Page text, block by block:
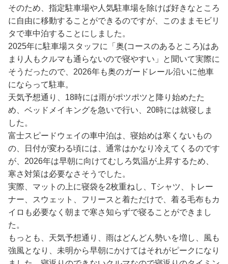
そのため、指定駐車場や人気駐車場を除けば好きなところ
に自由に移動することができるのですが、このままモビリ
タで車中泊することにしました。
2025年に駐車場スタッフに「奥(コースのあるところ)はあ
まり人もクルマも通らないので寝やすい」と聞いて実際に
そうだったので、2026年も奥のガードレール沿いに他車
にならって駐車。
天気予想通り、18時には雨がポツポツと降り始めたた
め、ベッドメイキングを急いで行い、20時には就寝しま
した。
富士スピードウェイの車中泊は、寝始めは寒くないもの
の、日付が変わる頃には、通常はかなり冷えてくるのです
が、2026年は早朝に向けてむしろ気温が上昇するため、
寒さ対策は必要なさそうでした。
実際、マットの上に寝袋を2枚重ねし、Tシャツ、トレー
ナー、スウェット、フリースと着ただけで、着る毛布もカ
イロも必要なく朝まで寒さ知らずで寝ることができまし
た。
もっとも、天気予想通り、雨はどんどん勢いを増し、風も
強風となり、未明から早朝にかけてはそれがピークになり